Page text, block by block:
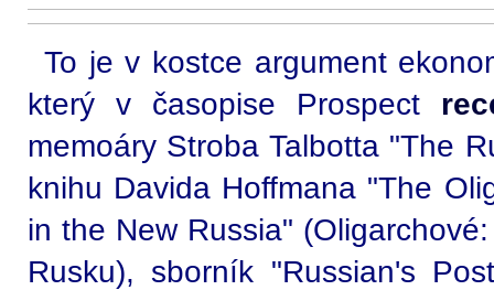
To je v kostce argument
který v časopise Prospect
memoáry Stroba Talbotta "The
knihu Davida Hoffmana "The
in the New Russia"
Rusku), sborník "Russian's